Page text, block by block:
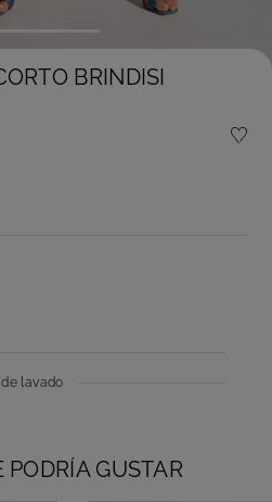
BRINDISI
lavado
PODRÍA GUSTAR